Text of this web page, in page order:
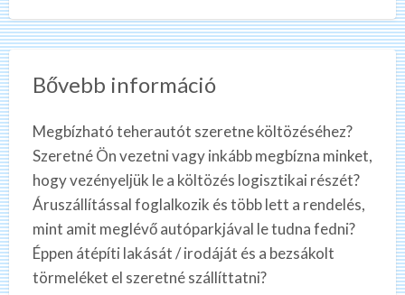
Bővebb információ
Megbízható teherautót szeretne költözéséhez?
Szeretné Ön vezetni vagy inkább megbízna minket,
hogy vezényeljük le a költözés logisztikai részét?
Áruszállítással foglalkozik és több lett a rendelés,
mint amit meglévő autóparkjával le tudna fedni?
Éppen átépíti lakását / irodáját és a bezsákolt
törmeléket el szeretné szállíttatni?